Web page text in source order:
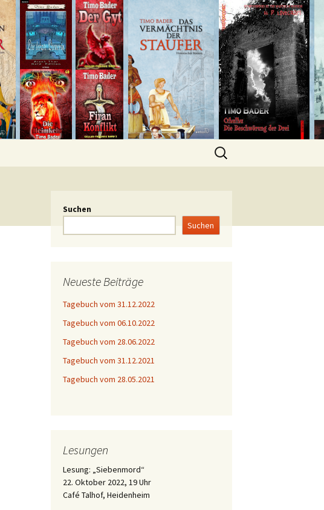
Suchen
Suchen
Neueste Beiträge
Tagebuch vom 31.12.2022
Tagebuch vom 06.10.2022
Tagebuch vom 28.06.2022
Tagebuch vom 31.12.2021
Tagebuch vom 28.05.2021
Lesungen
Lesung: „Siebenmord“
22. Oktober 2022, 19 Uhr
Café Talhof, Heidenheim